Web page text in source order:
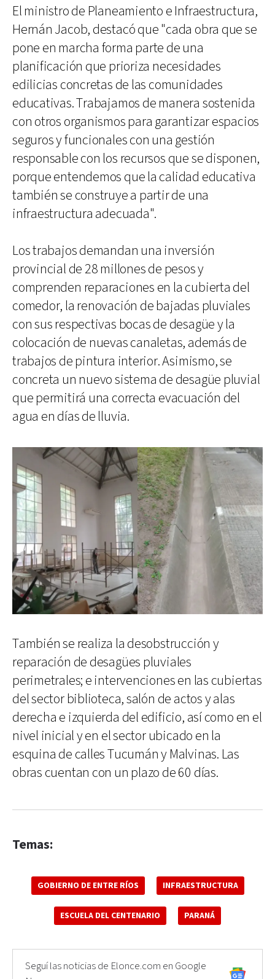
El ministro de Planeamiento e Infraestructura,
Hernán Jacob, destacó que "cada obra que se
pone en marcha forma parte de una
planificación que prioriza necesidades
edilicias concretas de las comunidades
educativas. Trabajamos de manera sostenida
con otros organismos para garantizar espacios
seguros y funcionales con una gestión
responsable con los recursos que se disponen,
porque entendemos que la calidad educativa
también se construye a partir de una
infraestructura adecuada".
Los trabajos demandan una inversión
provincial de 28 millones de pesos y
comprenden reparaciones en la cubierta del
comedor, la renovación de bajadas pluviales
con sus respectivas bocas de desagüe y la
colocación de nuevas canaletas, además de
trabajos de pintura interior. Asimismo, se
concreta un nuevo sistema de desagüe pluvial
que permitirá una correcta evacuación del
agua en días de lluvia.
También se realiza la desobstrucción y
reparación de desagües pluviales
perimetrales; e intervenciones en las cubiertas
del sector biblioteca, salón de actos y alas
derecha e izquierda del edificio, así como en el
nivel inicial y en el sector ubicado en la
esquina de calles Tucumán y Malvinas. Las
obras cuentan con un plazo de 60 días.
Temas:
GOBIERNO DE ENTRE RÍOS INFRAESTRUCTURA
ESCUELA DEL CENTENARIO PARANÁ
Seguí las noticias de Elonce.com en Google